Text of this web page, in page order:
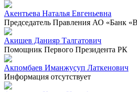
Акентьева Наталья Евгеньевна
Председатель Правления АО «Банк
Акишев Данияр Талгатович
Помощник Первого Президента РК
Акпомбаев Иманжусуп Латкенович
Информация отсутствует